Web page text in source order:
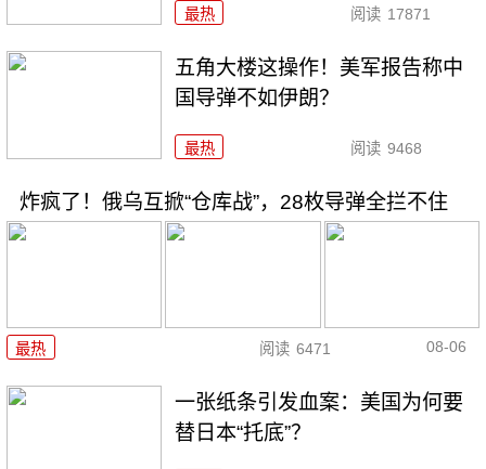
最热 阅读 17871
五角大楼这操作！美军报告称中
国导弹不如伊朗？
最热 阅读 9468
炸疯了！俄乌互掀“仓库战”，28枚导弹全拦不住
最热 阅读 6471 08-06
一张纸条引发血案：美国为何要
替日本“托底”？